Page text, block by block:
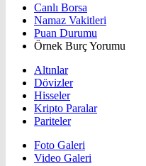
Canlı Borsa
Namaz Vakitleri
Puan Durumu
Örnek Burç Yorumu
Altınlar
Dövizler
Hisseler
Kripto Paralar
Pariteler
Foto Galeri
Video Galeri